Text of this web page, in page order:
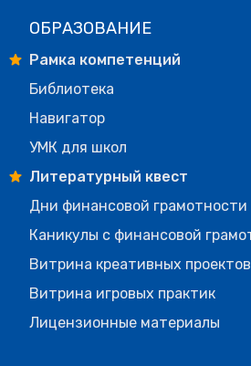
ОБРАЗОВАНИЕ
Рамка компетенций
Библиотека
Навигатор
УМК для школ
Литературный квест
Дни финансовой грамотности
Каникулы с финансовой
Витрина креативных проектов
Витрина игровых практик
Лицензионные материалы